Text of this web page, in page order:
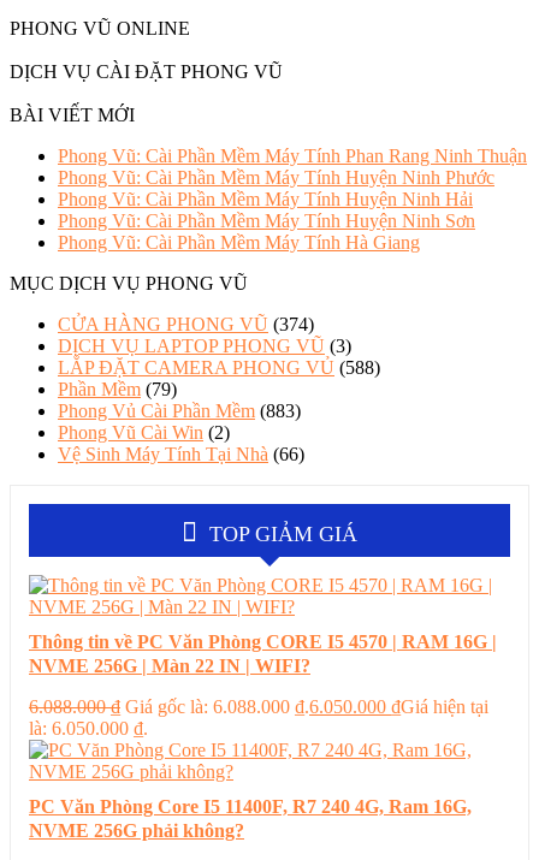
PHONG VŨ ONLINE
DỊCH VỤ CÀI ĐẶT PHONG VŨ
BÀI VIẾT MỚI
Phong Vũ: Cài Phần Mềm Máy Tính Phan Rang Ninh Thuận
Phong Vũ: Cài Phần Mềm Máy Tính Huyện Ninh Phước
Phong Vũ: Cài Phần Mềm Máy Tính Huyện Ninh Hải
Phong Vũ: Cài Phần Mềm Máy Tính Huyện Ninh Sơn
Phong Vũ: Cài Phần Mềm Máy Tính Hà Giang
MỤC DỊCH VỤ PHONG VŨ
CỬA HÀNG PHONG VŨ (374)
DỊCH VỤ LAPTOP PHONG VŨ (3)
LẮP ĐẶT CAMERA PHONG VỦ (588)
Phần Mềm (79)
Phong Vủ Cài Phần Mềm (883)
Phong Vũ Cài Win (2)
Vệ Sinh Máy Tính Tại Nhà (66)
TOP GIẢM GIÁ
Thông tin về PC Văn Phòng CORE I5 4570 | RAM 16G |
NVME 256G | Màn 22 IN | WIFI?
6.088.000₫ Giá gốc là: 6.088.000 ₫.6.050.000 ₫Giá hiện tại
là: 6.050.000 ₫.
PC Văn Phòng Core I5 11400F, R7 240 4G, Ram 16G,
NVME 256G phải không?